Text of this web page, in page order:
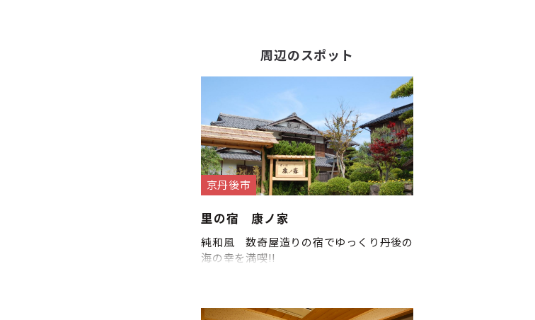
周辺のスポット
京丹後市
里の宿 康ノ家
純和風 数奇屋造りの宿でゆっくり丹後の
海の幸を満喫!!